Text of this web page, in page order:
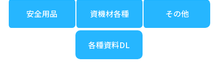
安全用品 資機材各種 その他
各種資料DL